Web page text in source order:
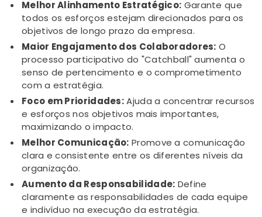
Melhor Alinhamento Estratégico: Garante que
todos os esforços estejam direcionados para os
objetivos de longo prazo da empresa.
Maior Engajamento dos Colaboradores: O
processo participativo do "Catchball" aumenta o
senso de pertencimento e o comprometimento
com a estratégia.
Foco em Prioridades:Ajuda a concentrar recursos
e esforços nos objetivos mais importantes,
maximizando o impacto.
Melhor Comunicação: Promove a comunicação
clara e consistente entre os diferentes níveis da
organização.
Aumento da Responsabilidade: Define
claramente as responsabilidades de cada equipe
e indivíduo na execução da estratégia.